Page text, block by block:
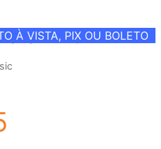
À VISTA, PIX OU BOLETO
MY16AE